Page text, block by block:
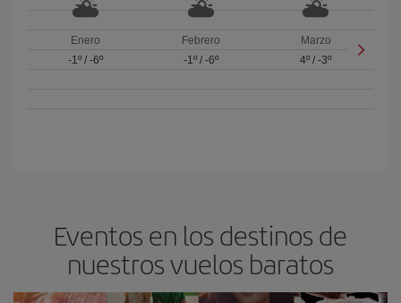
Enero
-1º/ -6º
Febrero
-1º/ -6º
Marzo
4º /-3º
Eventos en los destinos de
nuestros vuelos baratos